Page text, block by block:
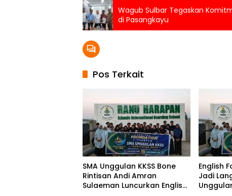
Wagub Sulbar Tegaskan
di Pasangkayu
Pos Terkait
SMA Unggulan KKSS Bone
Rintisan Andi Amran
Sulaeman Luncurkan English
English
Jadi